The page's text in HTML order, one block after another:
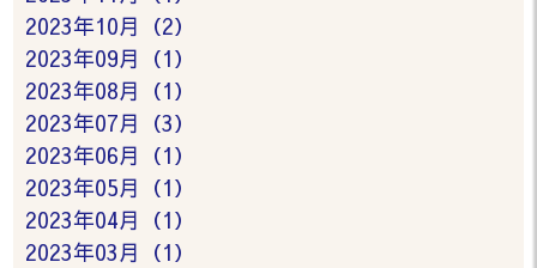
2023年10月（2）
2023年09月（1）
2023年08月（1）
2023年07月（3）
2023年06月（1）
2023年05月（1）
2023年04月（1）
2023年03月（1）